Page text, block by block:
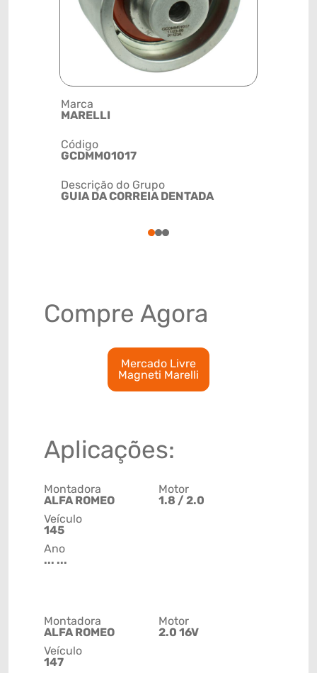
Marca
MARELLI
Código
GCDMM01017
Descrição do Grupo
GUIA DA CORREIA DENTADA
123
Compre Agora
Mercado Livre
Magneti Marelli
Aplicações:
Montadora
ALFA ROMEO
Veículo
145
Ano
... ...
Motor
1.8 / 2.0
Montadora
ALFA ROMEO
Veículo
147
Motor
2.0 16V